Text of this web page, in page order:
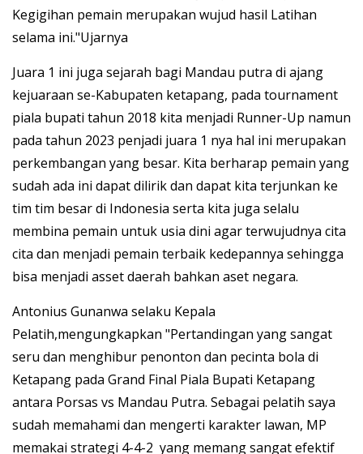
Kegigihan pemain merupakan wujud hasil Latihan
selama ini."Ujarnya
Juara 1 ini juga sejarah bagi Mandau putra di ajang
kejuaraan se-Kabupaten ketapang, pada tournament
piala bupati tahun 2018 kita menjadi Runner-Up namun
pada tahun 2023 penjadi juara 1 nya hal ini merupakan
perkembangan yang besar. Kita berharap pemain yang
sudah ada ini dapat dilirik dan dapat kita terjunkan ke
tim tim besar di Indonesia serta kita juga selalu
membina pemain untuk usia dini agar terwujudnya cita
cita dan menjadi pemain terbaik kedepannya sehingga
bisa menjadi asset daerah bahkan aset negara.
Antonius Gunanwa selaku Kepala
Pelatih,mengungkapkan "Pertandingan yang sangat
seru dan menghibur penonton dan pecinta bola di
Ketapang pada Grand Final Piala Bupati Ketapang
antara Porsas vs Mandau Putra. Sebagai pelatih saya
sudah memahami dan mengerti karakter lawan, MP
memakai strategi 4-4-2 yang memang sangat efektif